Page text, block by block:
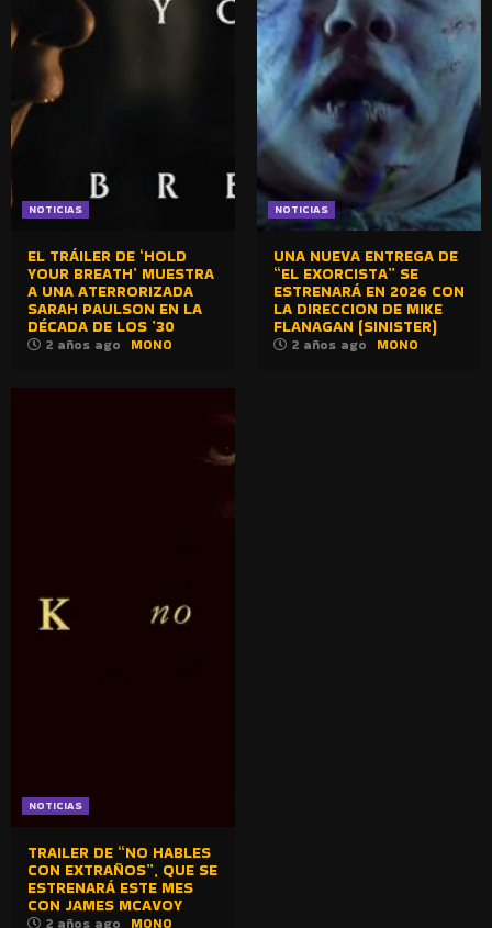
NOTICIAS
EL TRÁILER DE ‘HOLD
YOUR BREATH’ MUESTRA
A UNA ATERRORIZADA
SARAH PAULSON EN LA
DÉCADA DE LOS ’30
2 años ago MONO
NOTICIAS
UNA NUEVA ENTREGA DE
“EL EXORCISTA” SE
ESTRENARÁ EN 2026 CON
LA DIRECCION DE MIKE
FLANAGAN (SINISTER)
2 años ago MONO
NOTICIAS
TRAILER DE “NO HABLES
CON EXTRAÑOS”, QUE SE
ESTRENARÁ ESTE MES
CON JAMES MCAVOY
2 años ago MONO